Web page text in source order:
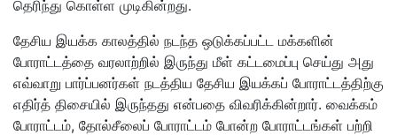
தெரிந்து கொள்ள முடிகின்றது.
தேசிய இயக்க காலத்தில் நடந்த ஒடுக்கப்பட்ட மக்களின்
போராட்டத்தை வரலாற்றில் இருந்து மீள் கட்டமைப்பு செய்து அது
எவ்வாறு பார்ப்பனர்கள் நடத்திய தேசிய இயக்கப் போராட்டத்திற்கு
எதிர்த் திசையில் இருந்தது என்பதை விவரிக்கின்றார். வைக்கம்
போராட்டம், தோல்சீலைப் போராட்டம் போன்ற போராட்டங்கள் பற்றி